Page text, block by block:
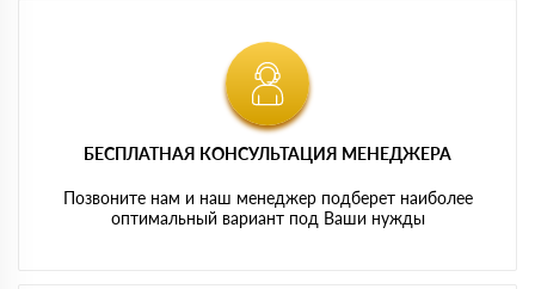
БЕСПЛАТНАЯ КОНСУЛЬТАЦИЯ МЕНЕДЖЕРА
Позвоните нам и наш менеджер подберет наиболее
оптимальный вариант под Ваши нужды